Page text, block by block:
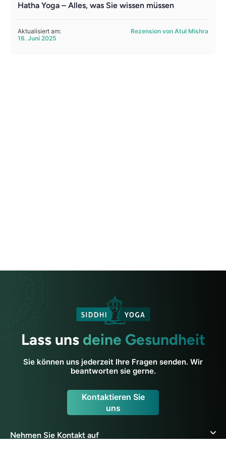
Hatha Yoga – Alles, was Sie wissen müssen
Aktualisiert am:
16. Juni 2025
Rezension von Atul Mishra
Lass uns deine Gesundheit
Sie können uns jederzeit Ihre Fragen senden. Wir
beantworten sie gerne.
Kontaktieren Sie
uns
Nehmen Sie Kontakt auf